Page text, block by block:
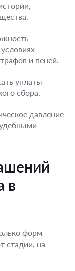
и пеней.
уплаты
сбора.
давление
в
форм
стадии, на